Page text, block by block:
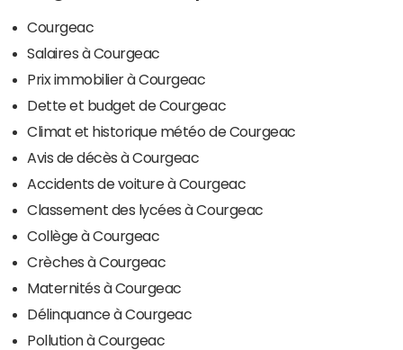
Courgeac
Salaires à Courgeac
Prix immobilier à Courgeac
Dette et budget de Courgeac
Climat et historique météo de Courgeac
Avis de décès à Courgeac
Accidents de voiture à Courgeac
Classement des lycées à Courgeac
Collège à Courgeac
Crèches à Courgeac
Maternités à Courgeac
Délinquance à Courgeac
Pollution à Courgeac